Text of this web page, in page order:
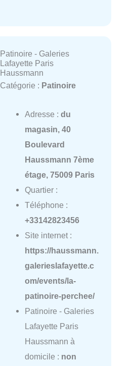
Patinoire - Galeries
Lafayette Paris
Haussmann
Catégorie : Patinoire
Adresse : du
magasin, 40
Boulevard
Haussmann 7ème
étage, 75009 Paris
Quartier :
Téléphone :
+33142823456
Site internet :
https://haussmann.
galerieslafayette.c
om/events/la-
patinoire-perchee/
Patinoire - Galeries
Lafayette Paris
Haussmann à
domicile : non